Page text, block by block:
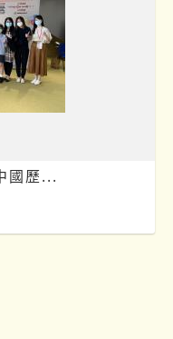
國歷...